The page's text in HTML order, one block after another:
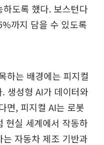
도록 했다. 보스턴다
까지 담을 수 있도록
하는 배경에는 피지컬
생성형 AI가 데이터와
면, 피지컬 AI는 로봇
현실 세계에서 작동하
자동차 제조 기반과